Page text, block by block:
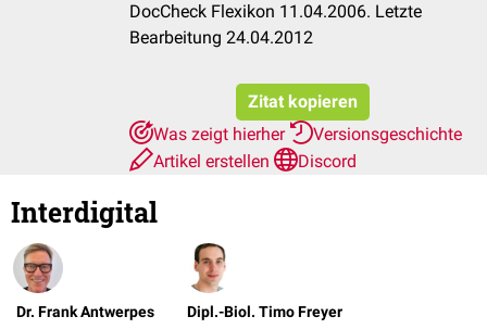
DocCheck Flexikon 11.04.2006. Letzte
Bearbeitung 24.04.2012
Zitat kopieren
Was zeigt hierher
Versionsgeschichte
Artikel erstellen
Discord
Interdigital
Dr. Frank Antwerpes Dipl.-Biol. Timo Freyer